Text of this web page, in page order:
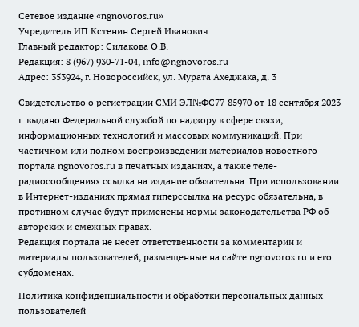
Сетевое издание «ngnovoros.ru»
Учредитель ИП Кстенин Сергей Иванович
Главный редактор: Силакова О.В.
Редакция: 8 (967) 930-71-04, info@ngnovoros.ru
Адрес: 353924, г. Новороссийск, ул. Мурата Ахеджака, д. 3
Свидетельство о регистрации СМИ ЭЛ№ФС77-85970 от 18 сентября 2023
г. выдано Федеральной службой по надзору в сфере связи,
информационных технологий и массовых коммуникаций. При
частичном или полном воспроизведении материалов новостного
портала ngnovoros.ru в печатных изданиях, а также теле-
радиосообщениях ссылка на издание обязательна. При использовании
в Интернет-изданиях прямая гиперссылка на ресурс обязательна, в
противном случае будут применены нормы законодательства РФ об
авторских и смежных правах.
Редакция портала не несет ответственности за комментарии и
материалы пользователей, размещенные на сайте ngnovoros.ru и его
субдоменах.
Политика конфиденциальности и обработки персональных данных
пользователей